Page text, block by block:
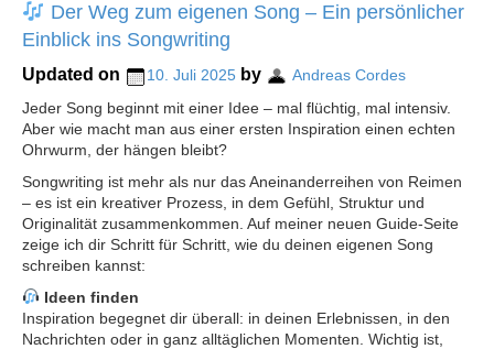
Der Weg zum eigenen Song – Ein persönlicher
Einblick ins Songwriting
Updated on 10. Juli 2025 by
Andreas Cordes
Jeder Song beginnt mit einer Idee – mal flüchtig, mal intensiv.
Aber wie macht man aus einer ersten Inspiration einen echten
Ohrwurm, der hängen bleibt?
Songwriting ist mehr als nur das Aneinanderreihen von Reimen
– es ist ein kreativer Prozess, in dem Gefühl, Struktur und
Originalität zusammenkommen. Auf meiner neuen Guide-Seite
zeige ich dir Schritt für Schritt, wie du deinen eigenen Song
schreiben kannst:
Ideen finden
Inspiration begegnet dir überall: in deinen Erlebnissen, in den
Nachrichten oder in ganz alltäglichen Momenten. Wichtig ist,